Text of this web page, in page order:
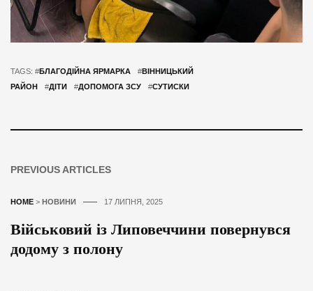
TAGS: #БЛАГОДІЙНА ЯРМАРКА #ВІННИЦЬКИЙ
РАЙОН
#ДІТИ #ДОПОМОГА ЗСУ #СУТИСКИ
PREVIOUS ARTICLES
HOME > НОВИНИ 17 ЛИПНЯ, 2025
Військовий із Липовеччини повернувся
додому з полону